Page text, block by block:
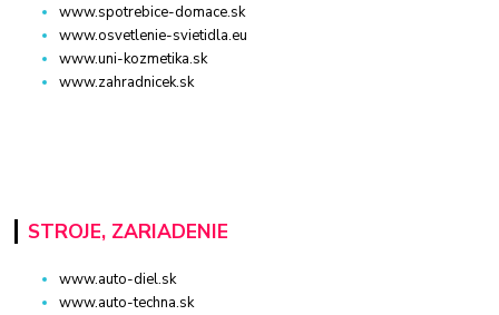
www.spotrebice-domace.sk
www.osvetlenie-svietidla.eu
www.uni-kozmetika.sk
www.zahradnicek.sk
STROJE, ZARIADENIE
www.auto-diel.sk
www.auto-techna.sk